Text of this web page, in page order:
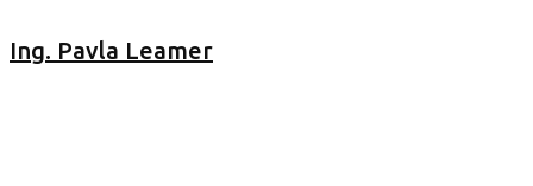
Ing. Pavla Leamer